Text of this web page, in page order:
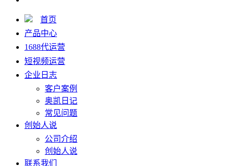
首页
产品中心
1688代运营
短视频运营
企业日志
客户案例
奥凯日记
常见问题
创始人说
公司介绍
创始人说
联系我们